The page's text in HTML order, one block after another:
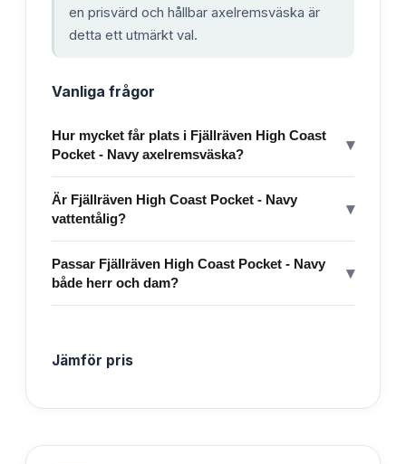
en prisvärd och hållbar axelremsväska är
detta ett utmärkt val.
Vanliga frågor
Hur mycket får plats i Fjällräven High Coast
Pocket - Navy axelremsväska?
▾
Är Fjällräven High Coast Pocket - Navy
vattentålig?
▾
Passar Fjällräven High Coast Pocket - Navy
både herr och dam?
▾
Jämför pris